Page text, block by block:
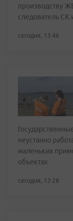
производству
следователь СК
сегодня, 13:46
неустанно
маленьких
объектах
сегодня, 13:28